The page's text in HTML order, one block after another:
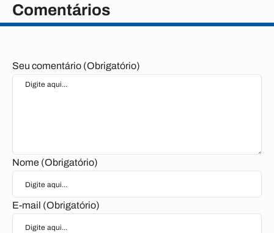
Comentários
Seu comentário (Obrigatório)
Nome (Obrigatório)
E-mail (Obrigatório)